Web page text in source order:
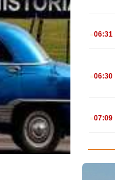
.06:31
.06:30
.07:09